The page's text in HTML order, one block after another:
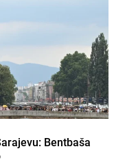
Bentbaša